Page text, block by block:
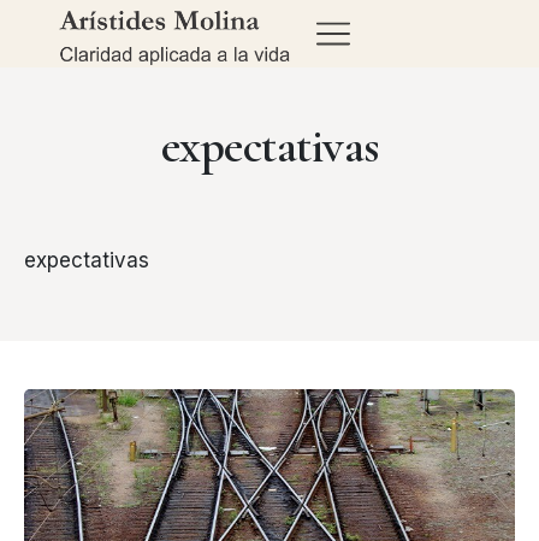
expectativas
expectativas